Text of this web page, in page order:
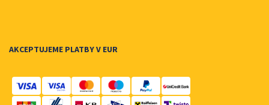
AKCEPTUJEME PLATBY V EUR